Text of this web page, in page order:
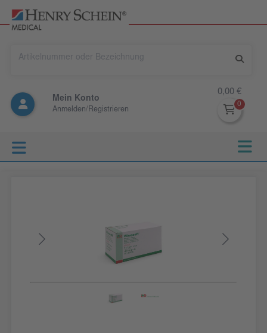
Mein Konto
Anmelden/Registrieren
0,00 €